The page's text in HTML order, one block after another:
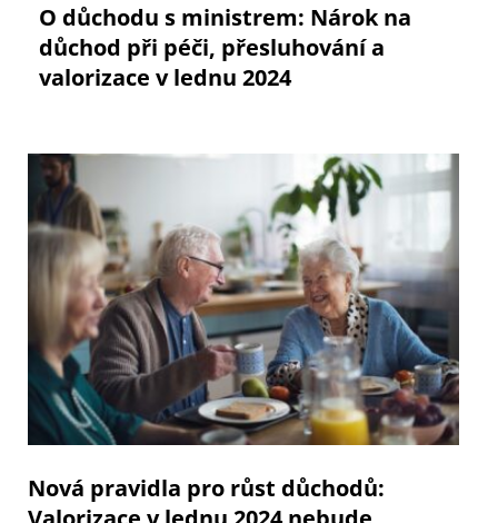
O důchodu s ministrem: Nárok na
důchod při péči, přesluhování a
valorizace v lednu 2024
Nová pravidla pro růst důchodů: